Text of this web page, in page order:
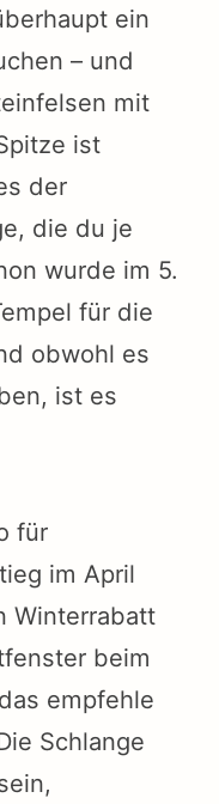
ein
– und
mit
ist
der
die du je
wurde im 5.
für die
obwohl es
ist es
für
im April
Winterrabatt
beim
empfehle
Schlange